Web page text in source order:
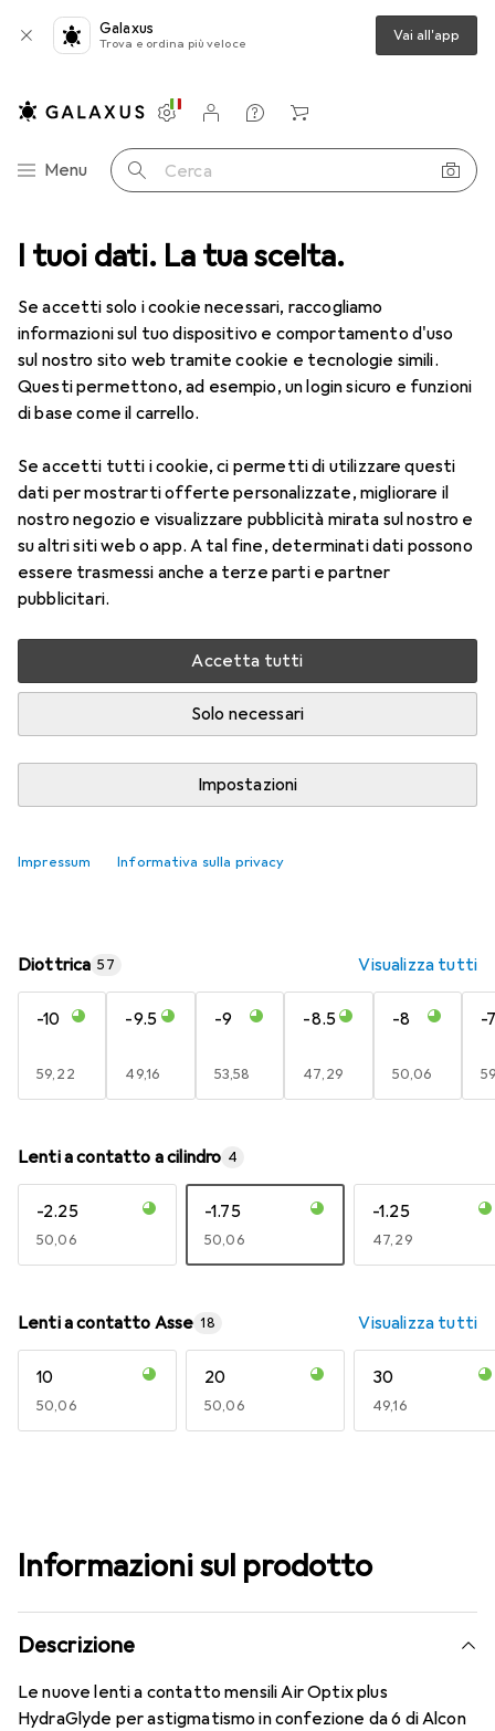
I tuoi dati. La tua scelta.
Se accetti solo i cookie necessari, raccogliamo
informazioni sul tuo dispositivo e comportamento d'uso
sul nostro sito web tramite cookie e tecnologie simili.
Questi permettono, ad esempio, un login sicuro e funzioni
di base come il carrello.
Se accetti tutti i cookie, ci permetti di utilizzare questi
dati per mostrarti offerte personalizzate, migliorare il
nostro negozio e visualizzare pubblicità mirata sul nostro e
su altri siti web o app. A tal fine, determinati dati possono
essere trasmessi anche a terze parti e partner
pubblicitari.
Accetta tutti
Solo necessari
Impostazioni
Impressum Informativa sulla privacy
Galaxus
Trova e ordina più veloce Vai all'app
Categoria Navigazione
Menu Cerca
Impostazioni
Conto cliente
Liste di confronto
Liste dei desideri
Carrello
Lenti a contatto Air Optix HydraGlyde per l'astigmatismo 6
1 Immagine
Air Optix HydraGlyde per
-2.75, Obiettivo mensile, 6 pz., Torico
Prezzo in EUR IVA incl.
EUR
50,06 EUR
8,35/1pz.
Consegna tra ven, 14/8 e mar, 18/8
Più di 10 pezzi in stock presso il fornitore
Aggiungi al carrello
Diottrica 57 Visualizza tutti
-10
EUR
59,22
-9.5
EUR
49,16
-9
EUR
53,58
-8.5
EUR
47,29
-8
EUR
50,06
-
Lenti a contatto a cilindro 4
-2.25
EUR
50,06
-1.75
EUR
50,06
-1.25
EUR
47,29
Lenti a contatto Asse 18 Visualizza tutti
10
EUR
50,06
20
EUR
50,06
30
EUR
49,16
Informazioni sul prodotto
Descrizione
Le nuove lenti a contatto mensili Air Optix plus
HydraGlyde per astigmatismo in confezione da 6 di Alcon